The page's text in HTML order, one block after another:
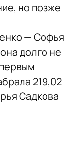
но позже
— Софья
долго не
219,02
Садкова